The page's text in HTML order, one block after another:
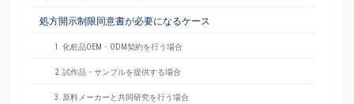
処方開示制限同意書が必要になるケース
1. 化粧品OEM・ODM契約を行う場合
2. 試作品・サンプルを提供する場合
3. 原料メーカーと共同研究を行う場合